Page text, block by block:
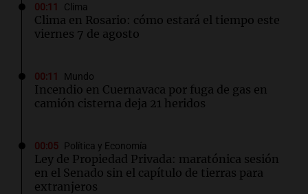
00:11 Clima
Clima en Rosario: cómo estará el tiempo este
viernes 7 de agosto
00:11 Mundo
Incendio en Cuernavaca por fuga de gas en
camión cisterna deja 21 heridos
00:05 Política y Economía
Ley de Propiedad Privada: maratónica sesión
en el Senado sin el capítulo de tierras para
extranjeros